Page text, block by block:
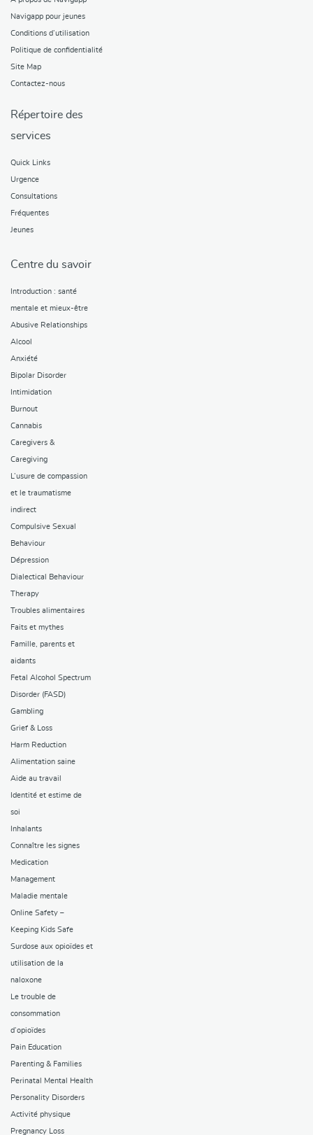
Navigapp pour jeunes
Conditions d’utilisation
Politique de confidentialité
Site Map
Contactez-nous
Répertoire des
services
Quick Links
Urgence
Consultations
Fréquentes
Jeunes
Centre du savoir
Introduction : santé
mentale et mieux-être
Abusive Relationships
Alcool
Anxiété
Bipolar Disorder
Intimidation
Burnout
Cannabis
Caregivers &
Caregiving
L’usure de compassion
et le traumatisme
indirect
Compulsive Sexual
Behaviour
Dépression
Dialectical Behaviour
Therapy
Troubles alimentaires
Faits et mythes
Famille, parents et
aidants
Fetal Alcohol Spectrum
Disorder (FASD)
Gambling
Grief & Loss
Harm Reduction
Alimentation saine
Aide au travail
Identité et estime de
soi
Inhalants
Connaître les signes
Medication
Management
Maladie mentale
Online Safety –
Keeping Kids Safe
Surdose aux opioïdes et
utilisation de la
naloxone
Le trouble de
consommation
d’opioïdes
Pain Education
Parenting & Families
Perinatal Mental Health
Personality Disorders
Activité physique
Pregnancy Loss